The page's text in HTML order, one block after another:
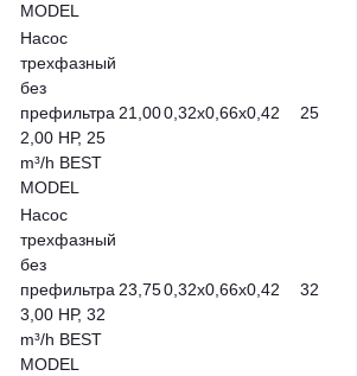
MODEL
Насос
трехфазный
без
префильтра
2,00 НР, 25
m³/h BEST
MODEL
21,000,32x0,66x0,42 25
Насос
трехфазный
без
префильтра
3,00 НР, 32
m³/h BEST
MODEL
23,750,32x0,66x0,42 32